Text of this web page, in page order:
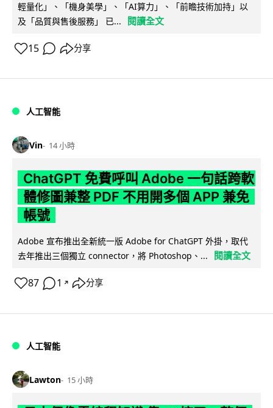
輕量化」、「機身美學」、「AI算力」、「前瞻技術加持」以
及「品質與售後服務」 已...
閱讀全文
15 分享
人工智能
Vin 14 小時
ChatGPT 免費呼叫 Adobe 一句話跨軟
體修圖兼整 PDF 不用開多個 APP 兼免
帳號
Adobe 宣布推出全新統一版 Adobe for ChatGPT 外掛，取代
去年推出三個獨立 connector，將 Photoshop、...
閱讀全文
87 1 ↗ 分享
人工智能
Lawton 15 小時